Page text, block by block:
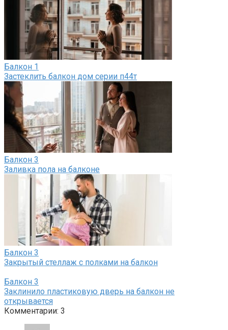
Балкон 1
Застеклить балкон дом серии п44т
Балкон 3
Заливка пола на балконе
Балкон 3
Закрытый стеллаж с полками на балкон
Балкон 3
Заклинило пластиковую дверь на балкон не
открывается
Комментарии: 3